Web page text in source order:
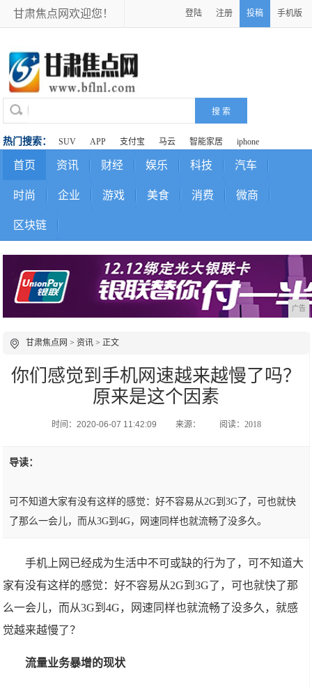
甘肃焦点网欢迎您！ 登陆 注册 投稿 手机版
热门搜索： SUV APP 支付宝 马云 智能家居 iphone
首页 资讯 财经 娱乐 科技 汽车
时尚 企业 游戏 美食 消费 微商
区块链
广告
甘肃焦点网 >资讯 > 正文
你们感觉到手机网速越来越慢了吗？
原来是这个因素
时间：2020-06-07 11:42:09 来源： 阅读：2018
导读：
可不知道大家有没有这样的感觉：好不容易从2G到3G了，可也就快
了那么一会儿，而从3G到4G，网速同样也就流畅了没多久。
手机上网已经成为生活中不可或缺的行为了，可不知道大
家有没有这样的感觉：好不容易从2G到3G了，可也就快了那
么一会儿，而从3G到4G，网速同样也就流畅了没多久，就感
觉越来越慢了？
流量业务暴增的现状